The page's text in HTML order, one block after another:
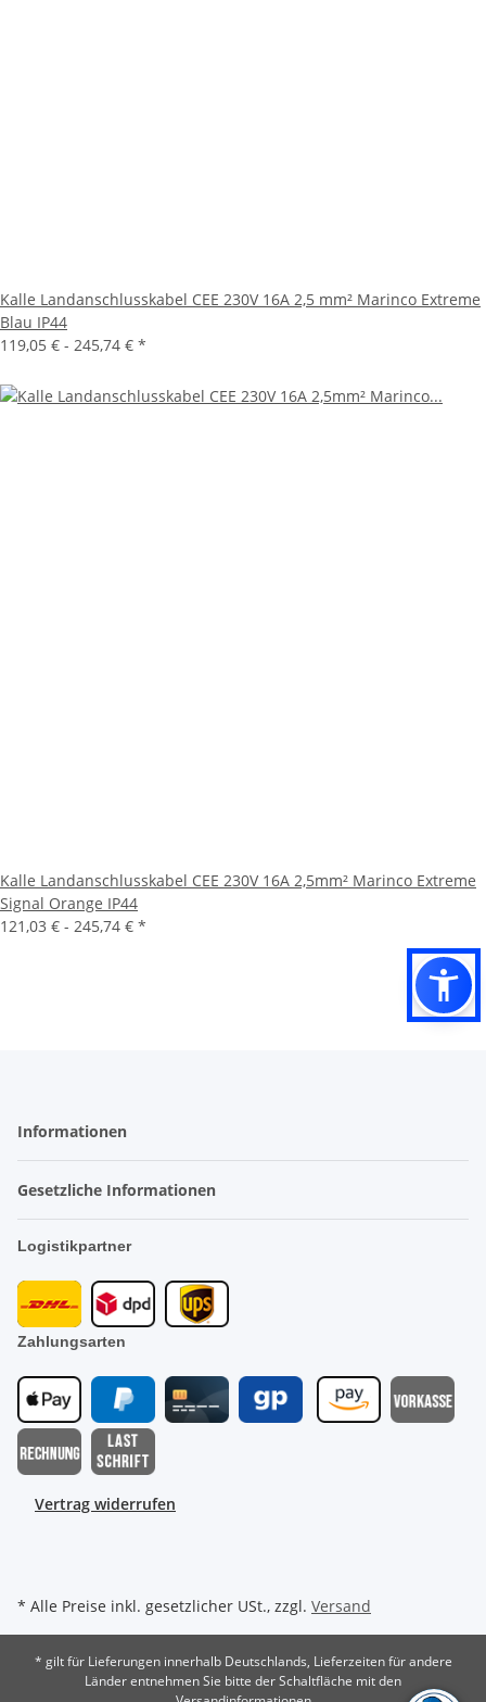
Kalle Landanschlusskabel CEE 230V 16A 2,5 mm² Marinco Extreme
Blau IP44
119,05 € - 245,74 € *
Kalle Landanschlusskabel CEE 230V 16A 2,5mm² Marinco Extreme
Signal Orange IP44
121,03 € - 245,74 € *
Informationen
Gesetzliche Informationen
Logistikpartner
Zahlungsarten
Vertrag widerrufen
* Alle Preise inkl. gesetzlicher USt., zzgl. Versand
* gilt für Lieferungen innerhalb Deutschlands, Lieferzeiten für andere
Länder entnehmen Sie bitte der Schaltfläche mit den